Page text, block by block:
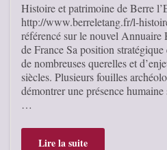
Histoire et patrimoine de Berre
http://www.berreletang.fr/l-
référencé sur le nouvel Annuaire
de France Sa position
de nombreuses querelles et
siècles. Plusieurs fouilles
démontrer une présence
…
Lire la suite